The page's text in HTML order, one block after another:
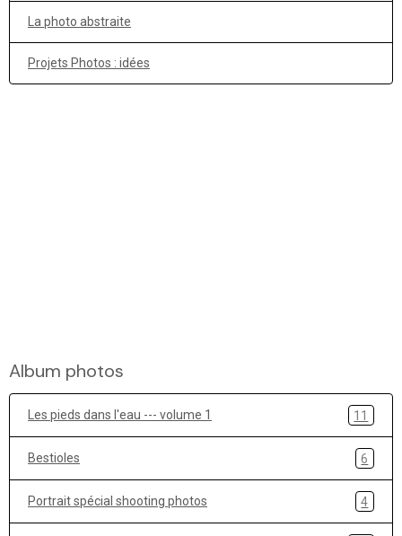
La photo abstraite
Projets Photos : idées
Album photos
Les pieds dans l'eau --- volume 1 11
Bestioles 6
Portrait spécial shooting photos 4